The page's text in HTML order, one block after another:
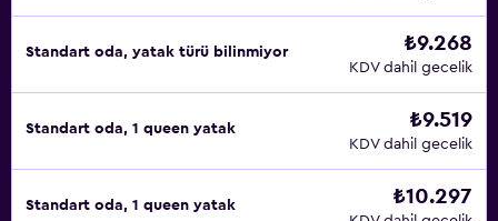
Standart oda, yatak türü bilinmiyor ₺9.268
KDV dahil gecelik
Standart oda, 1 queen yatak ₺9.519
KDV dahil gecelik
Standart oda, 1 queen yatak ₺10.297